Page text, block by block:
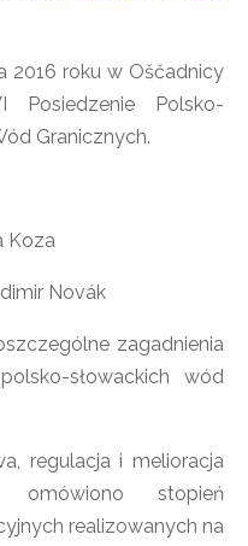
2016 roku w Oščadnicy
Posiedzenie Polsko-
Granicznych.
Koza
Novák
zagadnienia
słowackich wód
regulacja i melioracja
stopień
realizowanych na